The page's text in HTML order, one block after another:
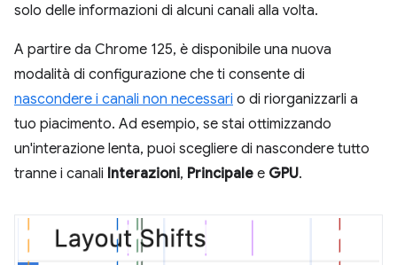
solo delle informazioni di alcuni canali alla volta.
A partire da Chrome 125, è disponibile una nuova
modalità di configurazione che ti consente di
nascondere i canali non necessari o di riorganizzarli a
tuo piacimento. Ad esempio, se stai ottimizzando
un'interazione lenta, puoi scegliere di nascondere tutto
tranne i canali Interazioni, Principale e GPU.